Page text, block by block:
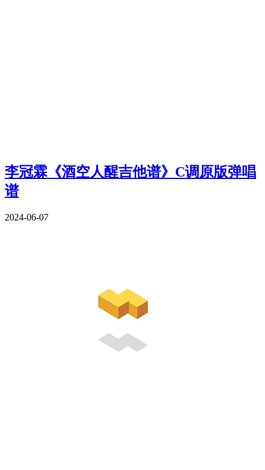
李冠霖《酒空人醒吉他谱》C调原版弹唱
谱
2024-06-07